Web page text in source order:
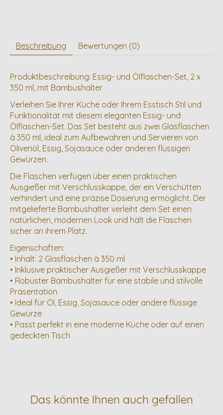
Beschreibung Bewertungen (0)
Produktbeschreibung: Essig- und Ölflaschen-Set, 2 x
350 ml, mit Bambushalter
Verleihen Sie Ihrer Küche oder Ihrem Esstisch Stil und
Funktionalität mit diesem eleganten Essig- und
Ölflaschen-Set. Das Set besteht aus zwei Glasflaschen
à 350 ml, ideal zum Aufbewahren und Servieren von
Olivenöl, Essig, Sojasauce oder anderen flüssigen
Gewürzen.
Die Flaschen verfügen über einen praktischen
Ausgießer mit Verschlusskappe, der ein Verschütten
verhindert und eine präzise Dosierung ermöglicht. Der
mitgelieferte Bambushalter verleiht dem Set einen
natürlichen, modernen Look und hält die Flaschen
sicher an ihrem Platz.
Eigenschaften:
• Inhalt: 2 Glasflaschen à 350 ml
• Inklusive praktischer Ausgießer mit Verschlusskappe
• Robuster Bambushalter für eine stabile und stilvolle
Präsentation
• Ideal für Öl, Essig, Sojasauce oder andere flüssige
Gewürze
• Passt perfekt in eine moderne Küche oder auf einen
gedeckten Tisch
Das könnte Ihnen auch gefallen